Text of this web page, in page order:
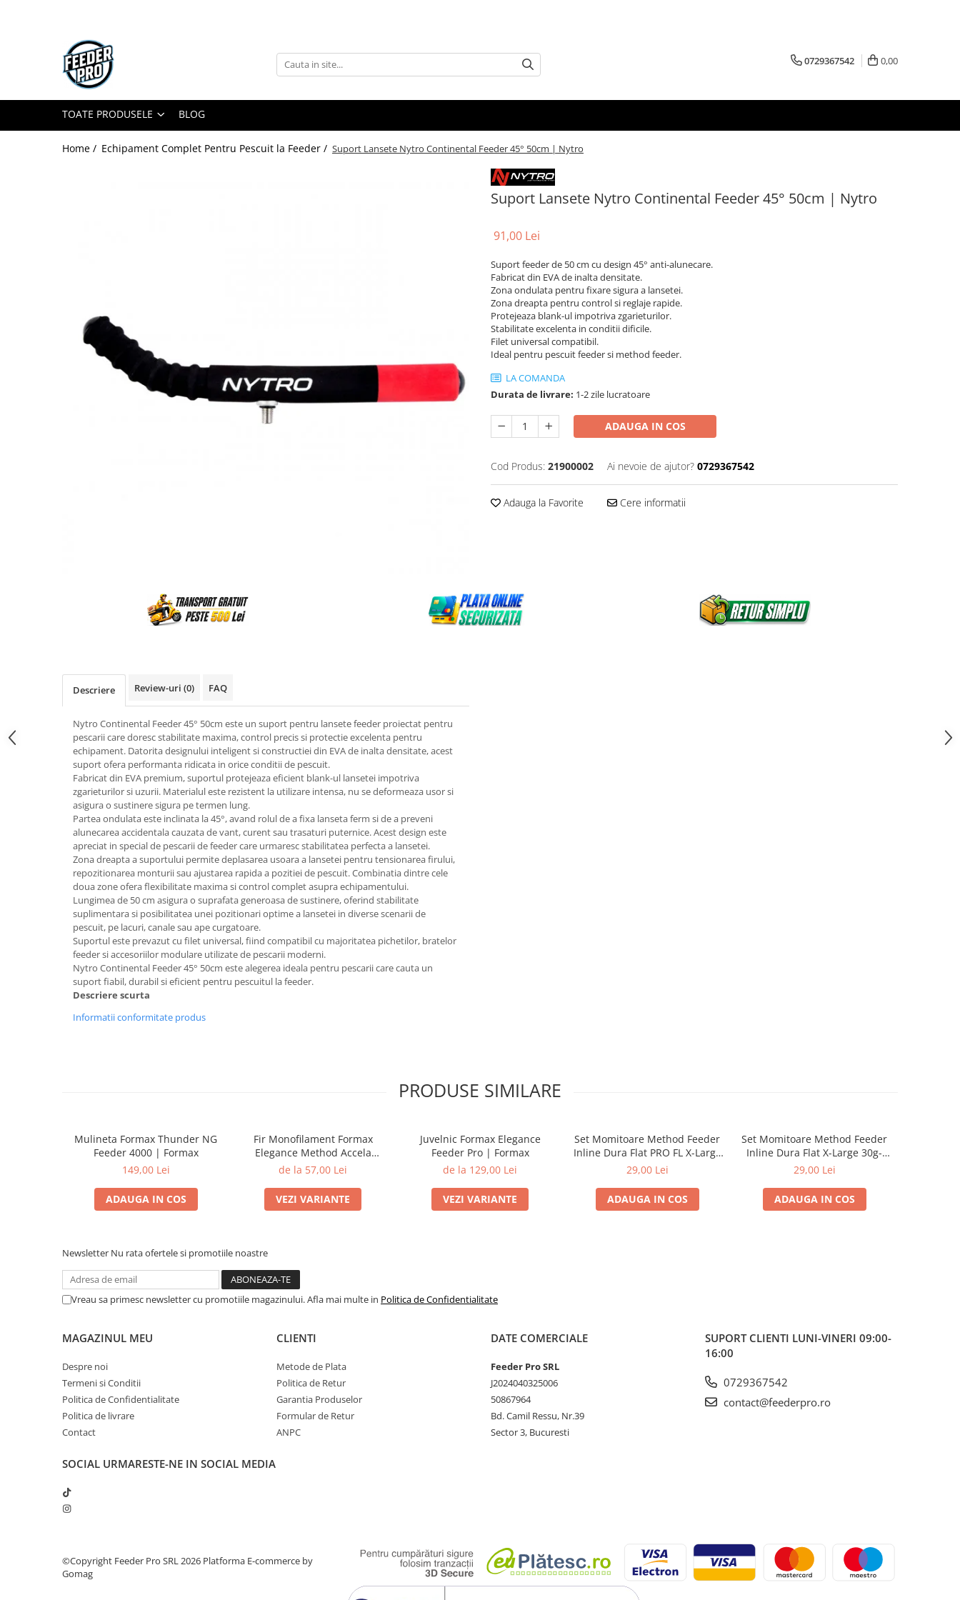
Toate Produsele
Accesorii Diverse
Mincioguri si Juvelnice
Scaune si Accesorii
0729367542 0,00
TOATE PRODUSELE BLOG
Home / Echipament Complet Pentru Pescuit la Feeder / Suport Lansete Nytro Continental Feeder 45° 50cm | Nytro
Suport Lansete Nytro Continental Feeder 45° 50cm | Nytro
91,00 Lei
Suport feeder de 50 cm cu design 45° anti-alunecare.
Fabricat din EVA de inalta densitate.
Zona ondulata pentru fixare sigura a lansetei.
Zona dreapta pentru control si reglaje rapide.
Protejeaza blank-ul impotriva zgarieturilor.
Stabilitate excelenta in conditii dificile.
Filet universal compatibil.
Ideal pentru pescuit feeder si method feeder.
LA COMANDA
Durata de livrare: 1-2 zile lucratoare
ADAUGA IN COS
Cod Produs: 21900002 Ai nevoie de ajutor? 0729367542
Adauga la Favorite Cere informatii
Descriere Review-uri (0) FAQ
Nytro Continental Feeder 45° 50cm este un suport pentru lansete feeder proiectat pentru
pescarii care doresc stabilitate maxima, control precis si protectie excelenta pentru
echipament. Datorita designului inteligent si constructiei din EVA de inalta densitate, acest
suport ofera performanta ridicata in orice conditii de pescuit.
Fabricat din EVA premium, suportul protejeaza eficient blank-ul lansetei impotriva
zgarieturilor si uzurii. Materialul este rezistent la utilizare intensa, nu se deformeaza usor si
asigura o sustinere sigura pe termen lung.
Partea ondulata este inclinata la 45°, avand rolul de a fixa lanseta ferm si de a preveni
alunecarea accidentala cauzata de vant, curent sau trasaturi puternice. Acest design este
apreciat in special de pescarii de feeder care urmaresc stabilitatea perfecta a lansetei.
Zona dreapta a suportului permite deplasarea usoara a lansetei pentru tensionarea firului,
repozitionarea monturii sau ajustarea rapida a pozitiei de pescuit. Combinatia dintre cele
doua zone ofera flexibilitate maxima si control complet asupra echipamentului.
Lungimea de 50 cm asigura o suprafata generoasa de sustinere, oferind stabilitate
suplimentara si posibilitatea unei pozitionari optime a lansetei in diverse scenarii de
pescuit, pe lacuri, canale sau ape curgatoare.
Suportul este prevazut cu filet universal, fiind compatibil cu majoritatea pichetilor, bratelor
feeder si accesoriilor modulare utilizate de pescarii moderni.
Nytro Continental Feeder 45° 50cm este alegerea ideala pentru pescarii care cauta un
suport fiabil, durabil si eficient pentru pescuitul la feeder.
Descriere scurta
Informatii conformitate produs
PRODUSE SIMILARE
Mulineta Formax Thunder NG
Feeder 4000 | Formax
149,00 Lei
ADAUGA IN COS
Fir Monofilament Formax
Elegance Method Accela
Distance Feeder Fluo 1000m |
de la 57,00 Lei
VEZI VARIANTE
Juvelnic Formax Elegance
Feeder Pro | Formax
de la 129,00 Lei
VEZI VARIANTE
Set Momitoare Method Feeder
Inline Dura Flat PRO FL X-Large
60g-70g-80g | PRO FL
29,00 Lei
ADAUGA IN COS
Set Momitoare Method Feeder
Inline Dura Flat X-Large 30g-
40g-50g | PRO FL
29,00 Lei
ADAUGA IN COS
Newsletter Nu rata ofertele si promotiile noastre
Vreau sa primesc newsletter cu promotiile magazinului. Afla mai multe in Politica de Confidentialitate
MAGAZINUL MEU
Despre noi
Termeni si Conditii
Politica de Confidentialitate
Politica de livrare
Contact
CLIENTI
Metode de Plata
Politica de Retur
Garantia Produselor
Formular de Retur
ANPC
DATE COMERCIALE
Feeder Pro SRL
J2024040325006
50867964
Bd. Camil Ressu, Nr.39
Sector 3, Bucuresti
SUPORT CLIENTI LUNI-VINERI 09:00-
16:00
0729367542
contact@feederpro.ro
SOCIAL URMARESTE-NE IN SOCIAL MEDIA
©Copyright Feeder Pro SRL 2026 Platforma E-commerce by
Gomag